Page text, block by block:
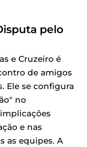
pelo
e Cruzeiro é
de amigos
Ele se configura
no
e nas
as equipes. A